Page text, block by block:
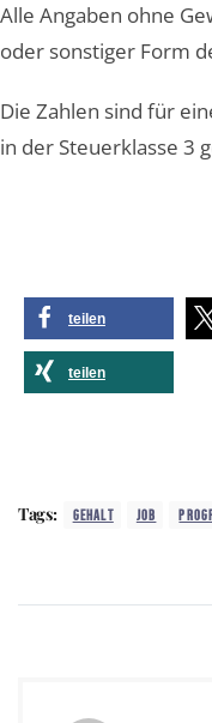
Alle Angaben ohne
oder sonstiger Form
Die Zahlen sind für
in der Steuerklasse 3
teilen
teilen
Tags: GEHALT JOB